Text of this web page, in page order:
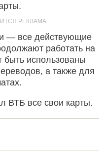
— все действующие
работать на
быть использованы
а также для
ВТБ все свои карты.